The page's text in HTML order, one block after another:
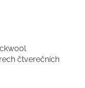
čtverečních